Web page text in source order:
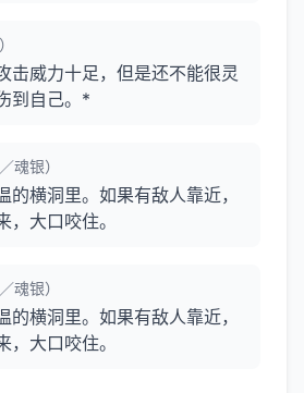
击威力十足，但是还不能很灵
到自己。*
魂银）
的横洞里。如果有敌人靠近，
大口咬住。
魂银）
的横洞里。如果有敌人靠近，
大口咬住。